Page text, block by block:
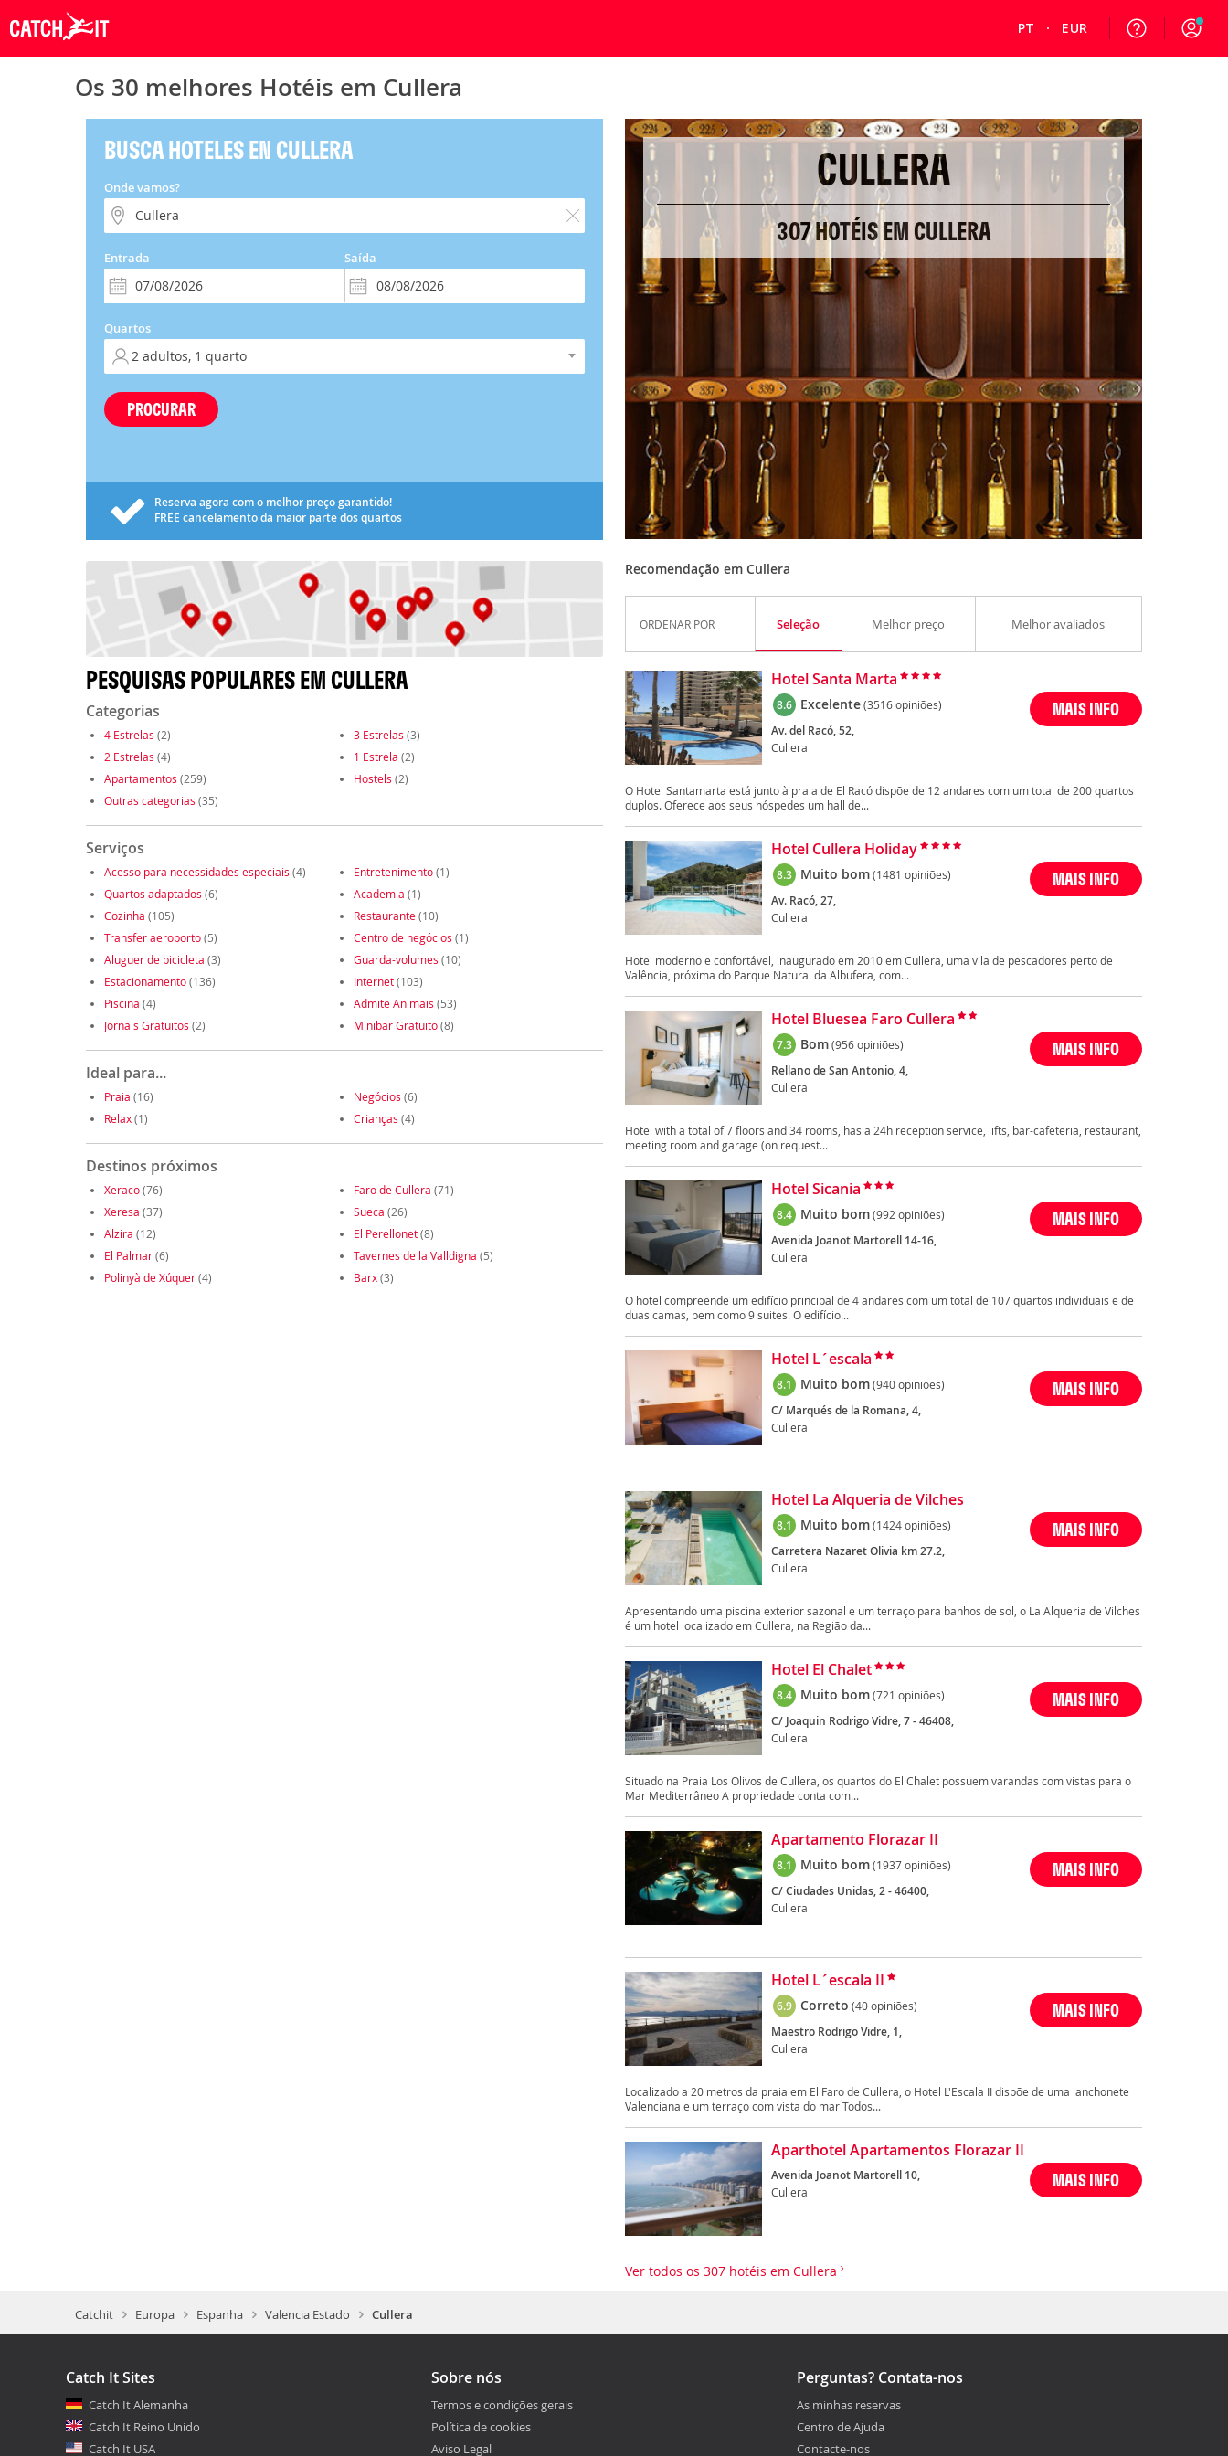
PT EUR
Os 30 melhores Hotéis em Cullera
BUSCA HOTELES EN CULLERA
Onde vamos?
Entrada Saída
Quartos
PROCURAR
Reserva agora com o melhor preço garantido!
FREE cancelamento da maior parte dos quartos
PESQUISAS POPULARES EM CULLERA
Categorias
4 Estrelas (2) 3 Estrelas (3)
2 Estrelas (4) 1 Estrela (2)
Apartamentos (259) Hostels (2)
Outras categorias (35)
Serviços
Acesso para necessidades especiais (4) Entretenimento(1)
Quartos adaptados (6) Academia (1)
Cozinha (105) Restaurante(10)
Transfer aeroporto(5) Centro de negócios (1)
Aluguer de bicicleta (3) Guarda-volumes (10)
Estacionamento(136) Internet(103)
Piscina (4) Admite Animais (53)
Jornais Gratuitos (2) Minibar Gratuito(8)
Ideal para...
Praia (16) Negócios (6)
Relax(1) Crianças (4)
Destinos próximos
Xeraco(76) Faro de Cullera (71)
Xeresa (37) Sueca (26)
Alzira (12) El Perellonet(8)
El Palmar(6) Tavernes de la Valldigna (5)
Polinyà de Xúquer(4) Barx(3)
CULLERA
307 HOTÉIS EM CULLERA
Recomendação em Cullera
ORDENAR POR Seleção Melhor preço Melhor avaliados
Hotel Santa Marta
8.6 Excelente(3516 opiniões)
Av. del Racó, 52,
Cullera
MAIS INFO
O Hotel Santamarta está junto à praia de El Racó dispõe de 12 andares com um total de 200 quartos
duplos. Oferece aos seus hóspedes um hall de...
Hotel Cullera Holiday
8.3 Muito bom(1481 opiniões)
Av. Racó, 27,
Cullera
MAIS INFO
Hotel moderno e confortável, inaugurado em 2010 em Cullera, uma vila de pescadores perto de
Valência, próxima do Parque Natural da Albufera, com...
Hotel Bluesea Faro Cullera
7.3 Bom(956 opiniões)
Rellano de San Antonio, 4,
Cullera
MAIS INFO
Hotel with a total of 7 floors and 34 rooms, has a 24h reception service, lifts, bar-cafeteria, restaurant,
meeting room and garage (on request...
Hotel Sicania
8.4 Muito bom(992 opiniões)
Avenida Joanot Martorell 14-16,
Cullera
MAIS INFO
O hotel compreende um edifício principal de 4 andares com um total de 107 quartos individuais e de
duas camas, bem como 9 suites. O edifício...
Hotel L´escala
8.1 Muito bom(940 opiniões)
C/ Marqués de la Romana, 4,
Cullera
MAIS INFO
Hotel La Alqueria de Vilches
8.1 Muito bom(1424 opiniões)
Carretera Nazaret Olivia km 27.2,
Cullera
MAIS INFO
Apresentando uma piscina exterior sazonal e um terraço para banhos de sol, o La Alqueria de Vilches
é um hotel localizado em Cullera, na Região da...
Hotel El Chalet
8.4 Muito bom(721 opiniões)
C/ Joaquin Rodrigo Vidre, 7 - 46408,
Cullera
MAIS INFO
Situado na Praia Los Olivos de Cullera, os quartos do El Chalet possuem varandas com vistas para o
Mar Mediterrâneo A propriedade conta com...
Apartamento Florazar II
8.1 Muito bom(1937 opiniões)
C/ Ciudades Unidas, 2 - 46400,
Cullera
MAIS INFO
Hotel L´escala II
6.9 Correto (40 opiniões)
Maestro Rodrigo Vidre, 1,
Cullera
MAIS INFO
Localizado a 20 metros da praia em El Faro de Cullera, o Hotel L'Escala II dispõe de uma lanchonete
Valenciana e um terraço com vista do mar Todos...
Aparthotel Apartamentos Florazar II
Avenida Joanot Martorell 10,
Cullera
MAIS INFO
Ver todos os 307 hotéis em Cullera
Catchit Europa Espanha Valencia Estado Cullera
Catch It Sites
Catch It Alemanha
Catch It Reino Unido
Catch It USA
Sobre nós
Termos e condições gerais
Política de cookies
Aviso Legal
Perguntas? Contata-nos
As minhas reservas
Centro de Ajuda
Contacte-nos